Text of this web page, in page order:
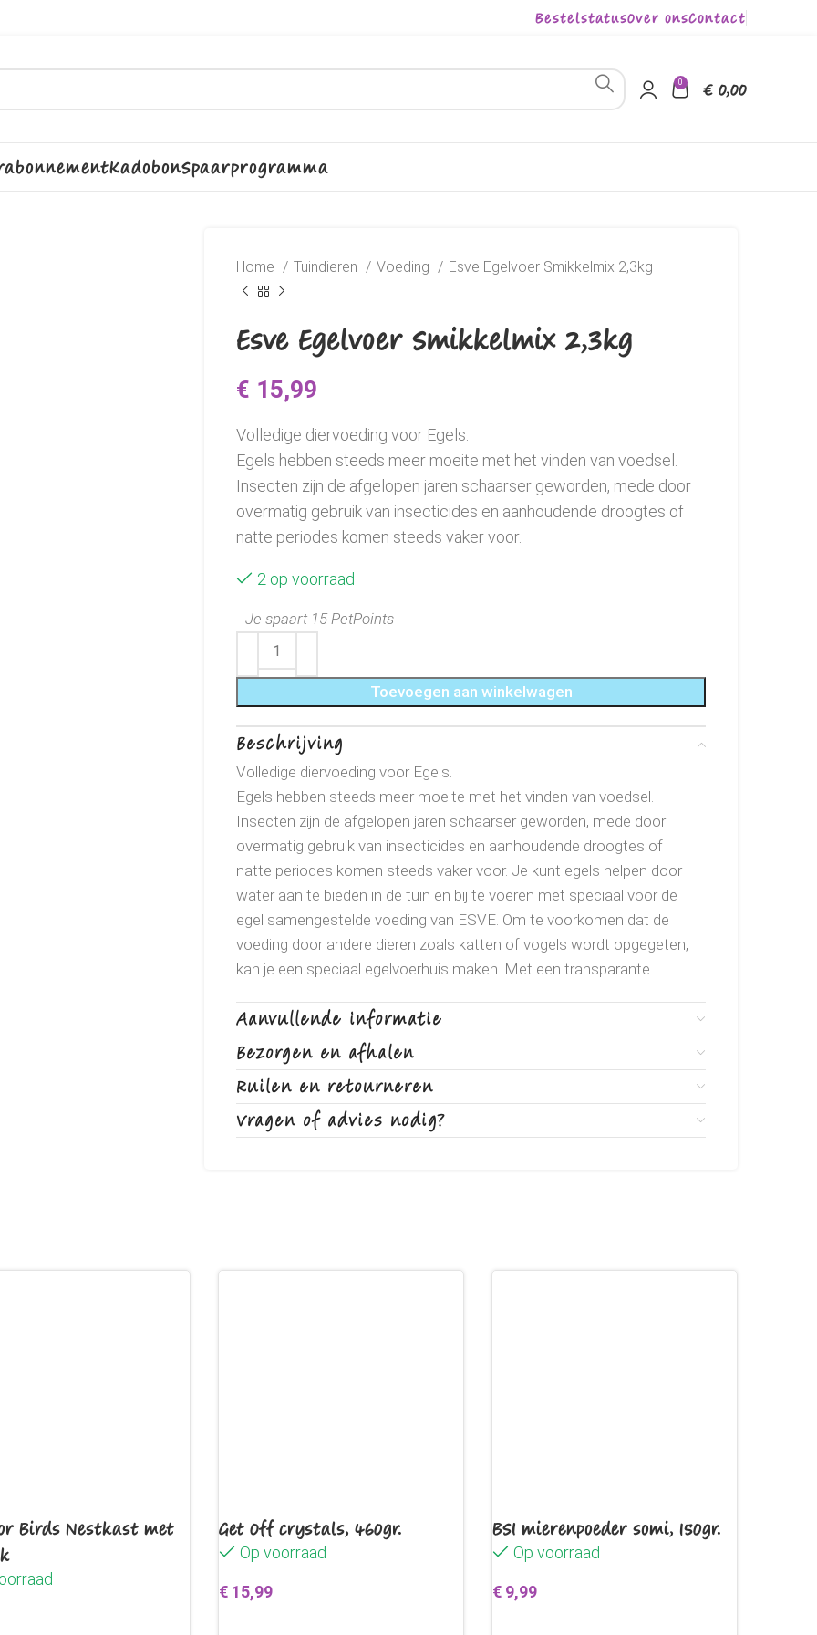
BestelstatusOver onsContact
0 € 0,00
KadobonSpaarprogramma
Home Tuindieren Voeding Esve Egelvoer Smikkelmix 2,3kg
Esve Egelvoer Smikkelmix 2,3kg
€ 15,99
Volledige diervoeding voor Egels.
Egels hebben steeds meer moeite met het vinden van voedsel.
Insecten zijn de afgelopen jaren schaarser geworden, mede door
overmatig gebruik van insecticides en aanhoudende droogtes of
natte periodes komen steeds vaker voor.
2 op voorraad
Je spaart 15 PetPoints
Toevoegen aan winkelwagen
Beschrijving
Volledige diervoeding voor Egels.
Egels hebben steeds meer moeite met het vinden van voedsel.
Insecten zijn de afgelopen jaren schaarser geworden, mede door
overmatig gebruik van insecticides en aanhoudende droogtes of
natte periodes komen steeds vaker voor. Je kunt egels helpen door
water aan te bieden in de tuin en bij te voeren met speciaal voor de
egel samengestelde voeding van ESVE. Om te voorkomen dat de
voeding door andere dieren zoals katten of vogels wordt opgegeten,
kan je een speciaal egelvoerhuis maken. Met een transparante
eventueel met een tunnel, kan je de voeding veilig aanbieden. Gewoon
op zijn kop over de voeding en eventueel water zetten met een
baksteen erop voor het gewicht. Zo kunnen katten of vogels er niet
bij en je kan wel zien of egels er gebruik van maken.
Samenstelling:Gedehydreerde kip 48%. gedehydreerde aardappel.
Aanvullende informatie
Bezorgen en afhalen
Ruilen en retourneren
Vragen of advies nodig?
Birds Nestkast met
Get Off crystals, 460gr.
Op voorraad
€ 15,99
BSI mierenpoeder somi, 150gr.
Op voorraad
€ 9,99